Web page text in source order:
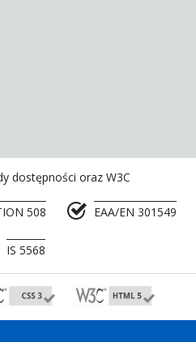
dostępności oraz W3C
508 EAA/EN 301549
IS 5568